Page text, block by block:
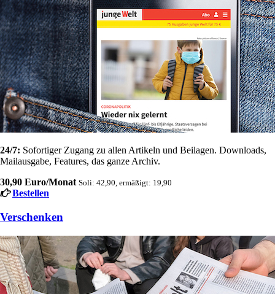
24/7: Sofortiger Zugang zu allen Artikeln und Beilagen. Downloads,
Mailausgabe, Features, das ganze Archiv.
30,90 Euro/Monat Soli: 42,90, ermäßigt: 19,90
Bestellen
Verschenken